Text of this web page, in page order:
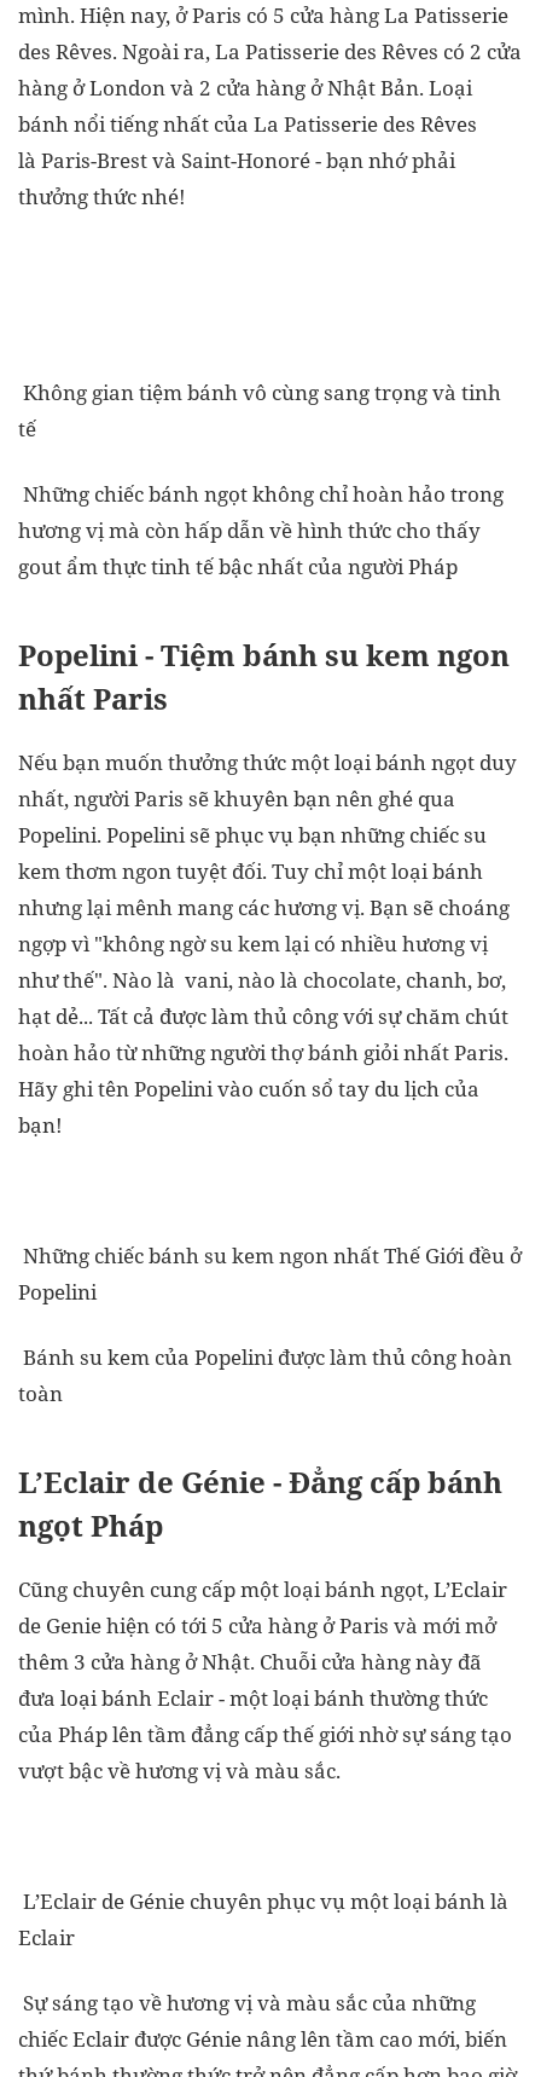
mình. Hiện nay, ở Paris có 5 cửa hàng La Patisserie
des Rêves. Ngoài ra, La Patisserie des Rêves có 2 cửa
hàng ở London và 2 cửa hàng ở Nhật Bản. Loại
bánh nổi tiếng nhất của La Patisserie des Rêves
là Paris-Brest và Saint-Honoré - bạn nhớ phải
thưởng thức nhé!
Không gian tiệm bánh vô cùng sang trọng và tinh
tế
Những chiếc bánh ngọt không chỉ hoàn hảo trong
hương vị mà còn hấp dẫn về hình thức cho thấy
gout ẩm thực tinh tế bậc nhất của người Pháp
Popelini - Tiệm bánh su kem ngon
nhất Paris
Nếu bạn muốn thưởng thức một loại bánh ngọt duy
nhất, người Paris sẽ khuyên bạn nên ghé qua
Popelini. Popelini sẽ phục vụ bạn những chiếc su
kem thơm ngon tuyệt đối. Tuy chỉ một loại bánh
nhưng lại mênh mang các hương vị. Bạn sẽ choáng
ngợp vì "không ngờ su kem lại có nhiều hương vị
như thế". Nào là vani, nào là chocolate, chanh, bơ,
hạt dẻ... Tất cả được làm thủ công với sự chăm chút
hoàn hảo từ những người thợ bánh giỏi nhất Paris.
Hãy ghi tên Popelini vào cuốn sổ tay du lịch của
bạn!
Những chiếc bánh su kem ngon nhất Thế Giới đều ở
Popelini
Bánh su kem của Popelini được làm thủ công hoàn
toàn
L’Eclair de Génie - Đẳng cấp bánh
ngọt Pháp
Cũng chuyên cung cấp một loại bánh ngọt, L’Eclair
de Genie hiện có tới 5 cửa hàng ở Paris và mới mở
thêm 3 cửa hàng ở Nhật. Chuỗi cửa hàng này đã
đưa loại bánh Eclair - một loại bánh thường thức
của Pháp lên tầm đẳng cấp thế giới nhờ sự sáng tạo
vượt bậc về hương vị và màu sắc.
L’Eclair de Génie chuyên phục vụ một loại bánh là
Eclair
Sự sáng tạo về hương vị và màu sắc của những
chiếc Eclair được Génie nâng lên tầm cao mới, biến